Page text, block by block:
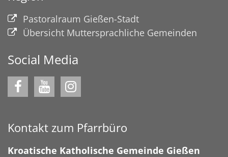
Pastoralraum Gießen-Stadt
Übersicht Muttersprachliche Gemeinden
Social Media
Kontakt zum Pfarrbüro
Kroatische Katholische Gemeinde Gießen